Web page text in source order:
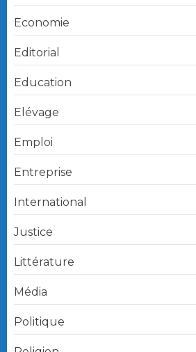
Economie
Editorial
Education
Elévage
Emploi
Entreprise
International
Justice
Littérature
Média
Politique